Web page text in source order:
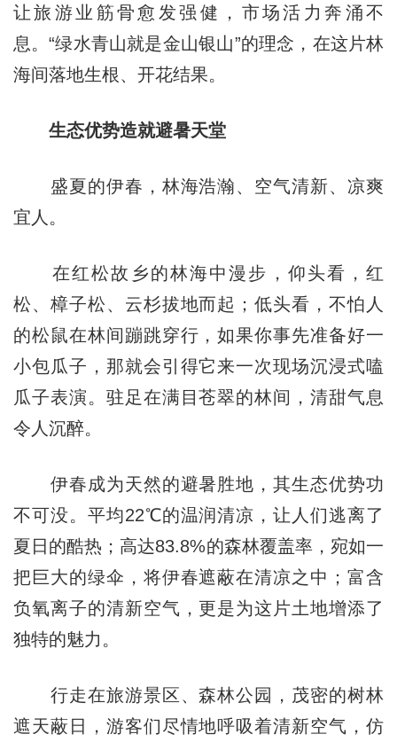
让旅游业筋骨愈发强健，市场活力奔涌不
息。“绿水青山就是金山银山”的理念，在这片林
海间落地生根、开花结果。
生态优势造就避暑天堂
盛夏的伊春，林海浩瀚、空气清新、凉爽
宜人。
在红松故乡的林海中漫步，仰头看，红
松、樟子松、云杉拔地而起；低头看，不怕人
的松鼠在林间蹦跳穿行，如果你事先准备好一
小包瓜子，那就会引得它来一次现场沉浸式嗑
瓜子表演。驻足在满目苍翠的林间，清甜气息
令人沉醉。
伊春成为天然的避暑胜地，其生态优势功
不可没。平均22℃的温润清凉，让人们逃离了
夏日的酷热；高达83.8%的森林覆盖率，宛如一
把巨大的绿伞，将伊春遮蔽在清凉之中；富含
负氧离子的清新空气，更是为这片土地增添了
独特的魅力。
行走在旅游景区、森林公园，茂密的树林
遮天蔽日，游客们尽情地呼吸着清新空气，仿